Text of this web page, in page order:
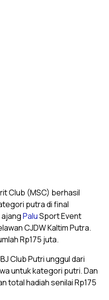
Club (MSC) berhasil
putra di final
ajangPaluSport Event
CJDW Kaltim Putra.
Rp175 juta.
Club Putri unggul dari
untuk kategori putri. Dan
total hadiah senilai Rp175